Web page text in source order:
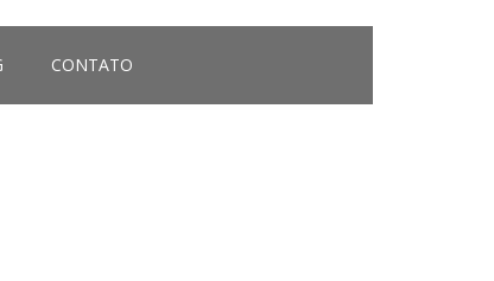
CONTATO